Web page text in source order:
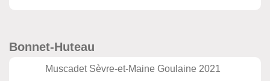
Bonnet-Huteau
Muscadet Sèvre-et-Maine Goulaine 2021